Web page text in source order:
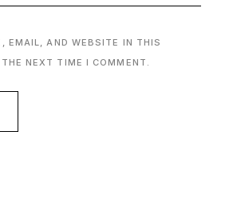
EMAIL, AND WEBSITE IN THIS
THE NEXT TIME I COMMENT.